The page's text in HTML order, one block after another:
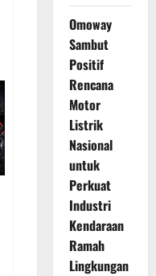
Omoway
Sambut
Positif
Rencana
Motor
Listrik
Nasional
untuk
Perkuat
Industri
Kendaraan
Ramah
Lingkungan